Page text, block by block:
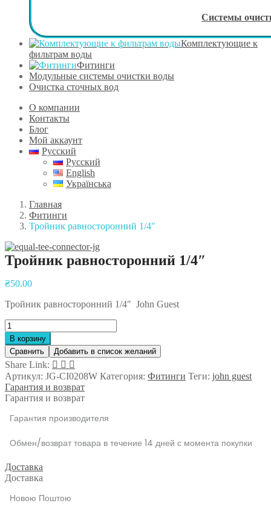
Системы
Комплектующие к
фильтрам воды
Фитинги
Модульные системы очистки воды
Очистка сточных вод
О компании
Контакты
Блог
Мой аккаунт
Русский
Русский
English
Українська
Главная
Фитинги
Тройник равносторонний 1/4″
Тройник равносторонний 1/4″
по
записям
₴50.00
Тройник равносторонний 1/4″ John Guest
Количество
товара
Тройник
равносторонний
1/4"
В корзину
Сравнить
Добавить в список желаний
Share Link:
Артикул: JG-CI0208W Категория: Фитинги Теги: john guest
Гарантия и возврат
Гарантия и возврат
Гарантия производителя
Обмен/возврат товара в течение 14 дней с момента покупки
Доставка
Доставка
Новою Поштою